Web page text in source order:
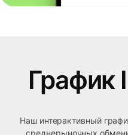
График
Наш интерактивный